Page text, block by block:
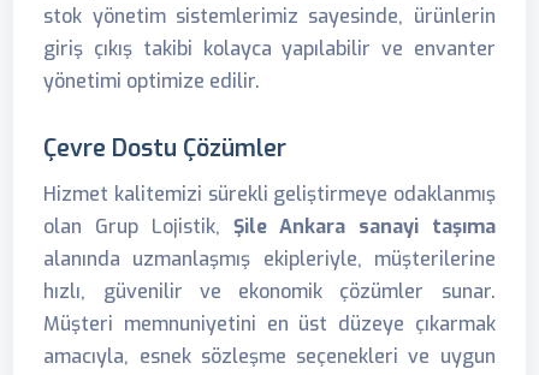
stok yönetim sistemlerimiz sayesinde, ürünlerin
giriş çıkış takibi kolayca yapılabilir ve envanter
yönetimi optimize edilir.
Çevre Dostu Çözümler
Hizmet kalitemizi sürekli geliştirmeye odaklanmış
olan Grup Lojistik, Şile Ankara sanayi taşıma
alanında uzmanlaşmış ekipleriyle, müşterilerine
hızlı, güvenilir ve ekonomik çözümler sunar.
Müşteri memnuniyetini en üst düzeye çıkarmak
amacıyla, esnek sözleşme seçenekleri ve uygun